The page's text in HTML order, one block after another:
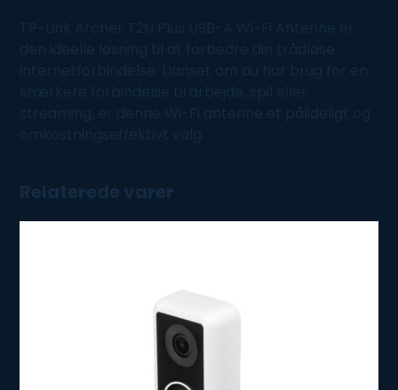
TP-Link Archer T2U Plus USB-A Wi-Fi Antenne er
den ideelle løsning til at forbedre din trådløse
internetforbindelse. Uanset om du har brug for en
stærkere forbindelse til arbejde, spil eller
streaming, er denne Wi-Fi antenne et pålideligt og
omkostningseffektivt valg.
Relaterede varer